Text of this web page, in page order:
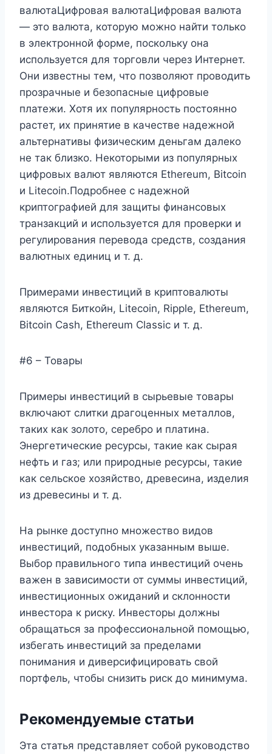
валютаЦифровая валютаЦифровая валюта
— это валюта, которую можно найти только
в электронной форме, поскольку она
используется для торговли через Интернет.
Они известны тем, что позволяют проводить
прозрачные и безопасные цифровые
платежи. Хотя их популярность постоянно
растет, их принятие в качестве надежной
альтернативы физическим деньгам далеко
не так близко. Некоторыми из популярных
цифровых валют являются Ethereum, Bitcoin
и Litecoin.Подробнее с надежной
криптографией для защиты финансовых
транзакций и используется для проверки и
регулирования перевода средств, создания
валютных единиц и т. д.
Примерами инвестиций в криптовалюты
являются Биткойн, Litecoin, Ripple, Ethereum,
Bitcoin Cash, Ethereum Classic и т. д.
#6 – Товары
Примеры инвестиций в сырьевые товары
включают слитки драгоценных металлов,
таких как золото, серебро и платина.
Энергетические ресурсы, такие как сырая
нефть и газ; или природные ресурсы, такие
как сельское хозяйство, древесина, изделия
из древесины и т. д.
На рынке доступно множество видов
инвестиций, подобных указанным выше.
Выбор правильного типа инвестиций очень
важен в зависимости от суммы инвестиций,
инвестиционных ожиданий и склонности
инвестора к риску. Инвесторы должны
обращаться за профессиональной помощью,
избегать инвестиций за пределами
понимания и диверсифицировать свой
портфель, чтобы снизить риск до минимума.
Рекомендуемые статьи
Эта статья представляет собой руководство